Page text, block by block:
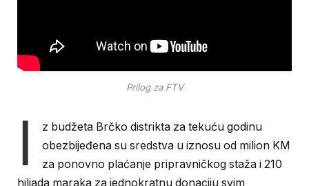
Prilog za FTV
I
z budžeta Brčko distrikta za tekuću godinu
obezbijeđena su sredstva u iznosu od milion KM
za ponovno plaćanje pripravničkog staža i 210
hiljada maraka za jednokratnu donaciju svim